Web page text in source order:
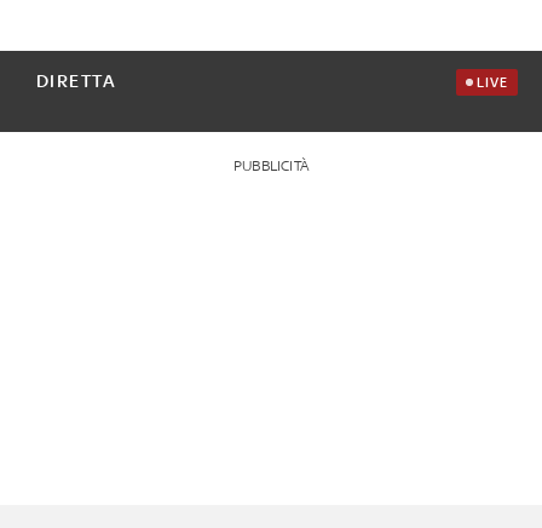
DIRETTA LIVE
PUBBLICITÀ